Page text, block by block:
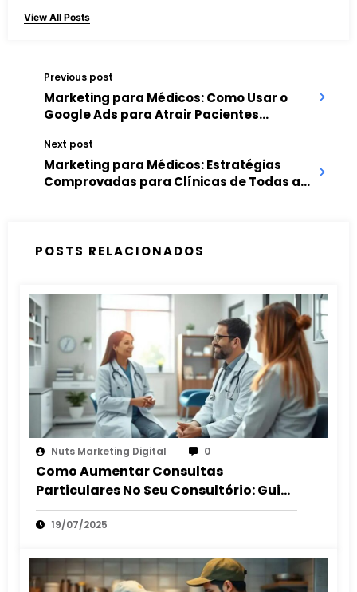
View All Posts
Previous post
Marketing para Médicos: Como Usar o
Google Ads para Atrair Pacientes
Next post
Marketing para Médicos: Estratégias
Comprovadas para Clínicas de Todas as
POSTS RELACIONADOS
Nuts Marketing Digital 0
Como Aumentar Consultas
Particulares No Seu Consultório: Guia
2025
19/07/2025